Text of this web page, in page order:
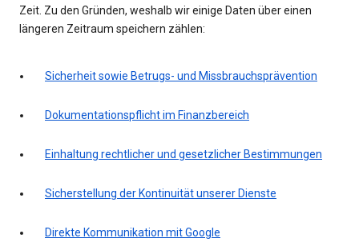
Zeit. Zu den Gründen, weshalb wir einige Daten über einen
längeren Zeitraum speichern zählen:
Sicherheit sowie Betrugs- und Missbrauchsprävention
Dokumentationspflicht im Finanzbereich
Einhaltung rechtlicher und gesetzlicher Bestimmungen
Sicherstellung der Kontinuität unserer Dienste
Direkte Kommunikation mit Google